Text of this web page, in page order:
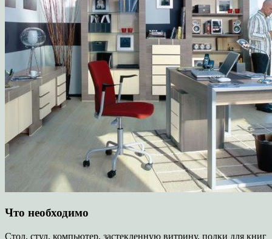
Что необходимо
Стол, стул, компьютер, застекленную витрину, полки для книг